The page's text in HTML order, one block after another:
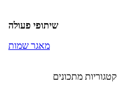
שיתופי פעולה
מאגר שמות
קטגוריות מתכונים